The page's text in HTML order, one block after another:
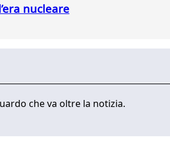
nucleare
che va oltre la notizia.